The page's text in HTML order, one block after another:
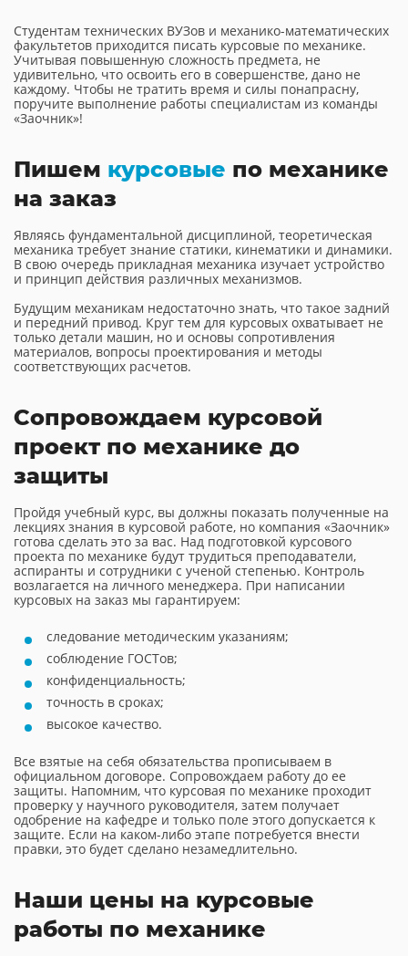
Студентам технических ВУЗов и механико-математических
факультетов приходится писать курсовые по механике.
Учитывая повышенную сложность предмета, не
удивительно, что освоить его в совершенстве, дано не
каждому. Чтобы не тратить время и силы понапрасну,
поручите выполнение работы специалистам из команды
«Заочник»!
Пишем курсовые по механике
на заказ
Являясь фундаментальной дисциплиной, теоретическая
механика требует знание статики, кинематики и динамики.
В свою очередь прикладная механика изучает устройство
и принцип действия различных механизмов.
Будущим механикам недостаточно знать, что такое задний
и передний привод. Круг тем для курсовых охватывает не
только детали машин, но и основы сопротивления
материалов, вопросы проектирования и методы
соответствующих расчетов.
Сопровождаем курсовой
проект по механике до
защиты
Пройдя учебный курс, вы должны показать полученные на
лекциях знания в курсовой работе, но компания «Заочник»
готова сделать это за вас. Над подготовкой курсового
проекта по механике будут трудиться преподаватели,
аспиранты и сотрудники с ученой степенью. Контроль
возлагается на личного менеджера. При написании
курсовых на заказ мы гарантируем:
следование методическим указаниям;
соблюдение ГОСТов;
конфиденциальность;
точность в сроках;
высокое качество.
Все взятые на себя обязательства прописываем в
официальном договоре. Сопровождаем работу до ее
защиты. Напомним, что курсовая по механике проходит
проверку у научного руководителя, затем получает
одобрение на кафедре и только поле этого допускается к
защите. Если на каком-либо этапе потребуется внести
правки, это будет сделано незамедлительно.
Наши цены на курсовые
работы по механике